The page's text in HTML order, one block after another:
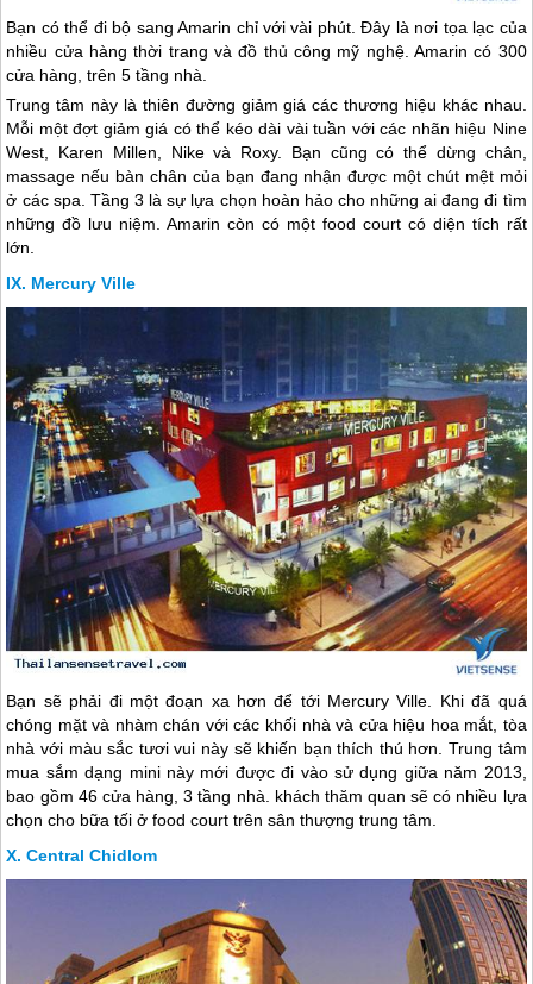
Bạn có thể đi bộ sang Amarin chỉ với vài phút. Đây là nơi tọa lạc của
nhiều cửa hàng thời trang và đồ thủ công mỹ nghệ. Amarin có 300
cửa hàng, trên 5 tầng nhà.
Trung tâm này là thiên đường giảm giá các thương hiệu khác nhau.
Mỗi một đợt giảm giá có thể kéo dài vài tuần với các nhãn hiệu Nine
West, Karen Millen, Nike và Roxy. Bạn cũng có thể dừng chân,
massage nếu bàn chân của bạn đang nhận được một chút mệt mỏi
ở các spa. Tầng 3 là sự lựa chọn hoàn hảo cho những ai đang đi tìm
những đồ lưu niệm. Amarin còn có một food court có diện tích rất
lớn.
Mercury Ville
Bạn sẽ phải đi một đoạn xa hơn để tới Mercury Ville. Khi đã quá
chóng mặt và nhàm chán với các khối nhà và cửa hiệu hoa mắt, tòa
nhà với màu sắc tươi vui này sẽ khiến bạn thích thú hơn. Trung tâm
mua sắm dạng mini này mới được đi vào sử dụng giữa năm 2013,
bao gồm 46 cửa hàng, 3 tầng nhà. khách thăm quan sẽ có nhiều lựa
chọn cho bữa tối ở food court trên sân thượng trung tâm.
Central Chidlom